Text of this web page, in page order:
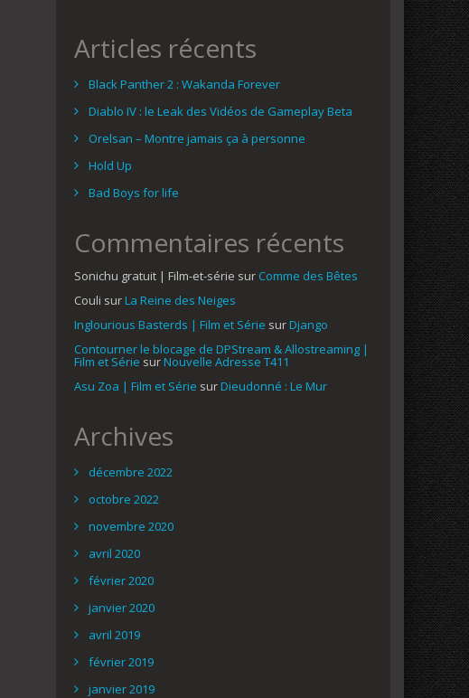
Articles récents
Black Panther 2 : Wakanda Forever
Diablo IV : le Leak des Vidéos de Gameplay Beta
Orelsan – Montre jamais ça à personne
Hold Up
Bad Boys for life
Commentaires récents
Sonichu gratuit | Film-et-série sur Comme des Bêtes
Couli surLa Reine des Neiges
Inglourious Basterds | Film et Série surDjango
Contourner le blocage de DPStream & Allostreaming |
Film et Série surNouvelle Adresse T411
Asu Zoa | Film et Série surDieudonné : Le Mur
Archives
décembre 2022
octobre 2022
novembre 2020
avril 2020
février 2020
janvier 2020
avril 2019
février 2019
janvier 2019